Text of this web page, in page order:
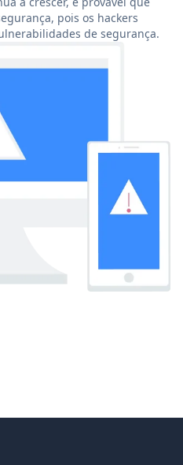
pois os hackers
de segurança.